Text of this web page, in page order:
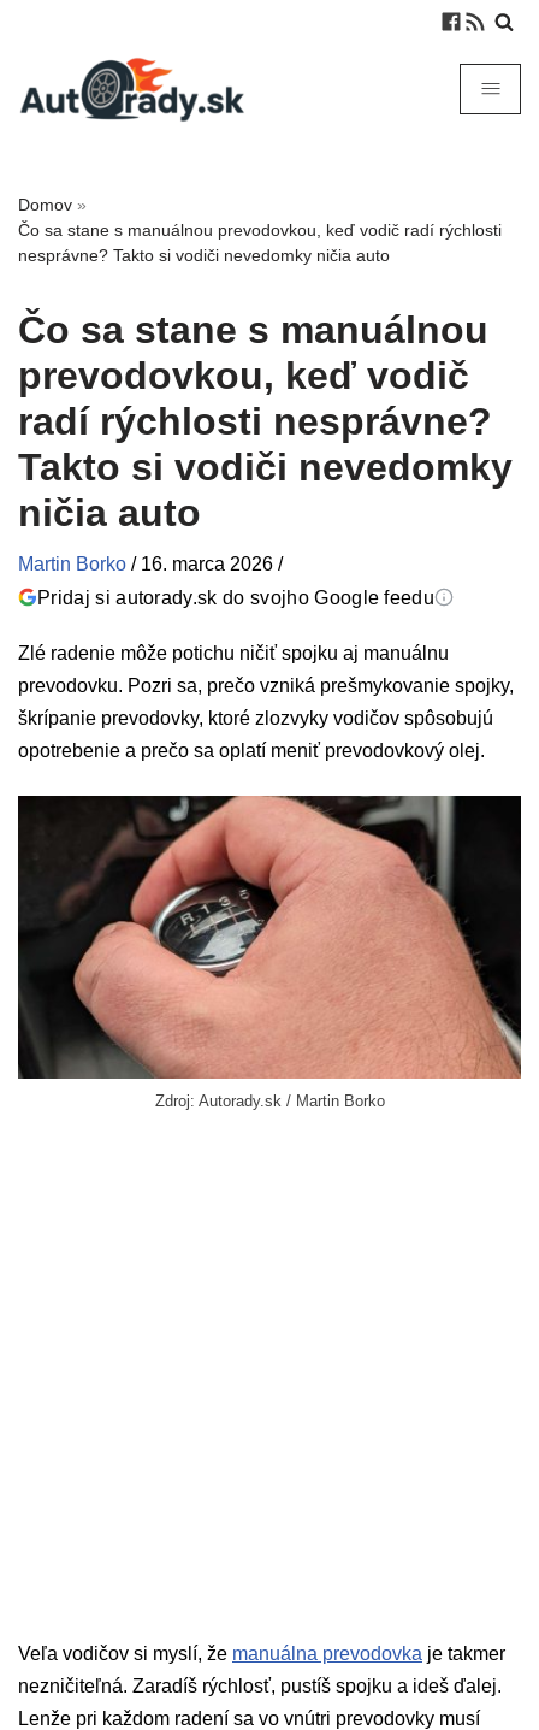
Domov »
Čo sa stane s manuálnou prevodovkou, keď vodič radí rýchlosti
nesprávne? Takto si vodiči nevedomky ničia auto
Čo sa stane s manuálnou
prevodovkou, keď vodič
radí rýchlosti nesprávne?
Takto si vodiči nevedomky
ničia auto
Martin Borko / 16. marca 2026 /
Pridaj si autorady.sk do svojho Google feedu
Zlé radenie môže potichu ničiť spojku aj manuálnu
prevodovku. Pozri sa, prečo vzniká prešmykovanie spojky,
škrípanie prevodovky, ktoré zlozvyky vodičov spôsobujú
opotrebenie a prečo sa oplatí meniť prevodovkový olej.
Zdroj: Autorady.sk / Martin Borko
Veľa vodičov si myslí, že manuálna prevodovka je takmer
nezničiteľná. Zaradíš rýchlosť, pustíš spojku a ideš ďalej.
Lenže pri každom radení sa vo vnútri prevodovky musí